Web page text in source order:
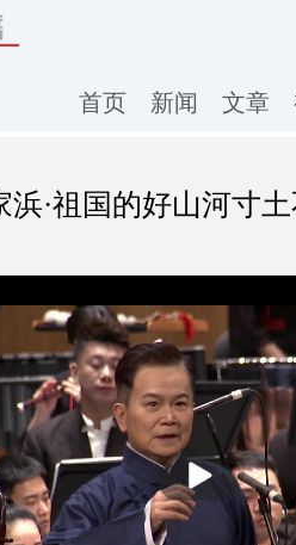
首页 新闻 文章
浜·祖国的好山河寸
放